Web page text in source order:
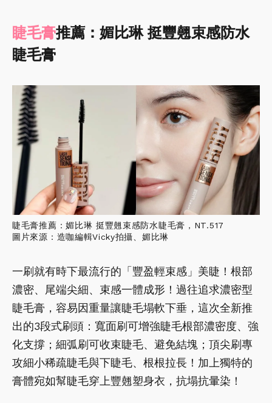
睫毛膏推薦：媚比琳 挺豐翹束感防水
睫毛膏
睫毛膏推薦：媚比琳 挺豐翹束感防水睫毛膏，NT.517
圖片來源：造咖編輯Vicky拍攝、媚比琳
一刷就有時下最流行的「豐盈輕束感」美睫！根部
濃密、尾端尖細、束感一體成形！過往追求濃密型
睫毛膏，容易因重量讓睫毛塌軟下垂，這次全新推
出的3段式刷頭：寬面刷可增強睫毛根部濃密度、強
化支撐；細弧刷可收束睫毛、避免結塊；頂尖刷專
攻細小稀疏睫毛與下睫毛、根根拉長！加上獨特的
膏體宛如幫睫毛穿上豐翹塑身衣，抗塌抗暈染！